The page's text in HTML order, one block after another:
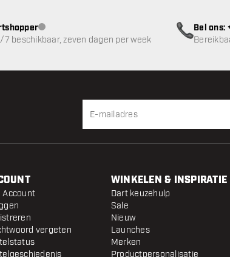
klantenservice niet beschikbaar
7 beschikbaar, zeven dagen per week
Bel ons:
Account
vergeten
WINKELEN & INSPIRATIE
Dart keuzehulp
Sale
Nieuw
Launches
Merken
Productpersonalisatie